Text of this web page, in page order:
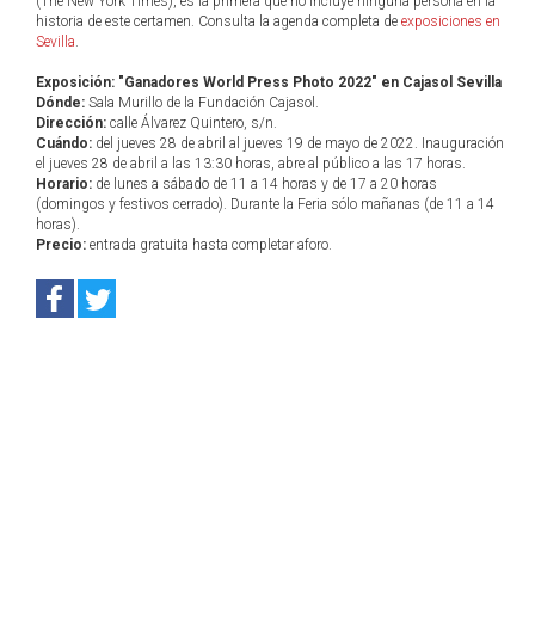
historia de este certamen. Consulta la agenda completa de exposiciones en
Sevilla.
Exposición: "Ganadores World Press Photo 2022" en Cajasol Sevilla
Dónde: Sala Murillo de la Fundación Cajasol.
Dirección: calle Álvarez Quintero, s/n.
Cuándo: del jueves 28 de abril al jueves 19 de mayo de 2022. Inauguración
el jueves 28 de abril a las 13:30 horas, abre al público a las 17 horas.
Horario: de lunes a sábado de 11 a 14 horas y de 17 a 20 horas
(domingos y festivos cerrado). Durante la Feria sólo mañanas (de 11 a 14
horas).
Precio: entrada gratuita hasta completar aforo.